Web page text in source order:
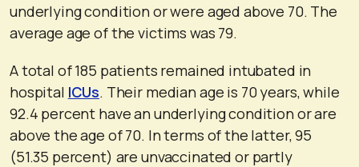
underlying condition or were aged above 70. The
average age of the victims was 79.
A total of 185 patients remained intubated in
hospital ICUs. Their median age is 70 years, while
92.4 percent have an underlying condition or are
above the age of 70. In terms of the latter, 95
(51.35 percent) are unvaccinated or partly